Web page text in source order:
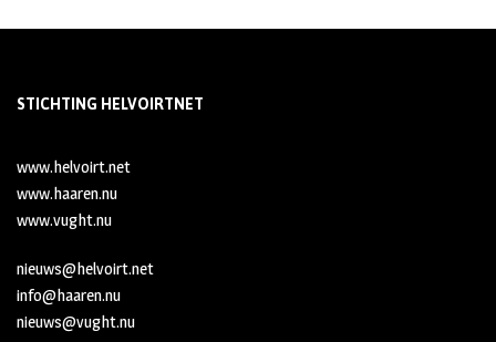
STICHTING HELVOIRTNET
www.helvoirt.net
www.haaren.nu
www.vught.nu
nieuws@helvoirt.net
info@haaren.nu
nieuws@vught.nu